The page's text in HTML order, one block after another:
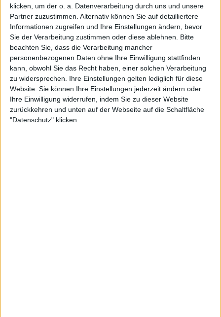
klicken, um der o. a. Datenverarbeitung durch uns und unsere
Partner zuzustimmen. Alternativ können Sie auf detailliertere
Informationen zugreifen und Ihre Einstellungen ändern, bevor
Sie der Verarbeitung zustimmen oder diese ablehnen.
Bitte
beachten Sie, dass die Verarbeitung mancher
personenbezogenen Daten ohne Ihre Einwilligung stattfinden
kann, obwohl Sie das Recht haben, einer solchen Verarbeitung
zu widersprechen. Ihre Einstellungen gelten lediglich für diese
Website. Sie können Ihre Einstellungen jederzeit ändern oder
Ihre Einwilligung widerrufen, indem Sie zu dieser Website
zurückkehren und unten auf der Webseite auf die Schaltfläche
"Datenschutz" klicken.
dies ist nur ein kleiner Schönheitsfleck einer sonst
hervorragenden Platte, die auch bei der Produktion das
geschickte Maß an Rohheit und Differenziertheit
beibehält. OSSAERT sollte dieses Jahr auf dem
Einkaufszettel stehen!
Zur Startseite